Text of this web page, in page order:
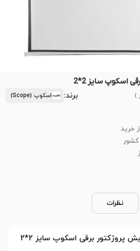
اسکوپ سایز 2*2
برند: اسکوپ (Scope)
خرید
کشور
نظرات
پروژکتور برقی اسکوپ سایز 2*2